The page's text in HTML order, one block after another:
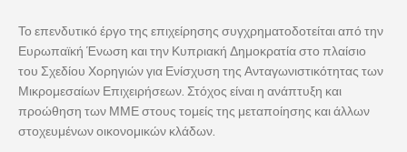
Το επενδυτικό έργο της επιχείρησης συγχρηματοδοτείται από την
Ευρωπαϊκή Ένωση και την Κυπριακή Δημοκρατία στο πλαίσιο
του Σχεδίου Χορηγιών για Ενίσχυση της Ανταγωνιστικότητας των
Μικρομεσαίων Επιχειρήσεων. Στόχος είναι η ανάπτυξη και
προώθηση των ΜΜΕ στους τομείς της μεταποίησης και άλλων
στοχευμένων οικονομικών κλάδων.